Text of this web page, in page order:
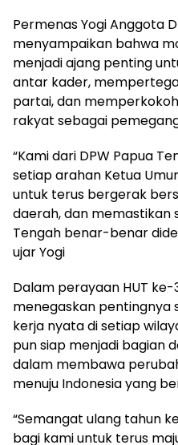
Permenas Yogi Anggota
menyampaikan bahwa
menjadi ajang penting
antar kader,
partai, dan
rakyat sebagai
“Kami dari DPW Papua
setiap arahan Ketua
untuk terus bergerak
daerah, dan memastikan
Tengah benar-benar
ujar Yogi
Dalam perayaan HUT
menegaskan pentingnya
kerja nyata di setiap
pun siap menjadi bagian
dalam membawa
menuju Indonesia yang
“Semangat ulang tahun
bagi kami untuk terus